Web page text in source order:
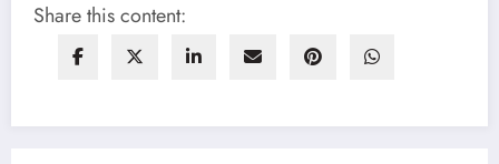
Share this content: